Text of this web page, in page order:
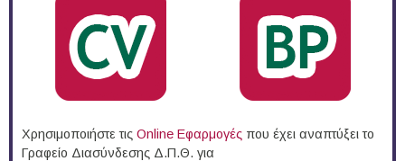
Χρησιμοποιήστε τις Online Eφαρμογές που έχει αναπτύξει το
Γραφείο Διασύνδεσης Δ.Π.Θ. για